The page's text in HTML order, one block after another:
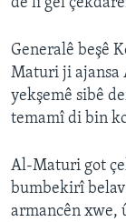
Zimanên Din
de li gel
Generalê beşê
Maturi ji ajansa
yekşemê sibê
temamî di bin
Al-Maturi got
bumbekirî
armancên xwe,